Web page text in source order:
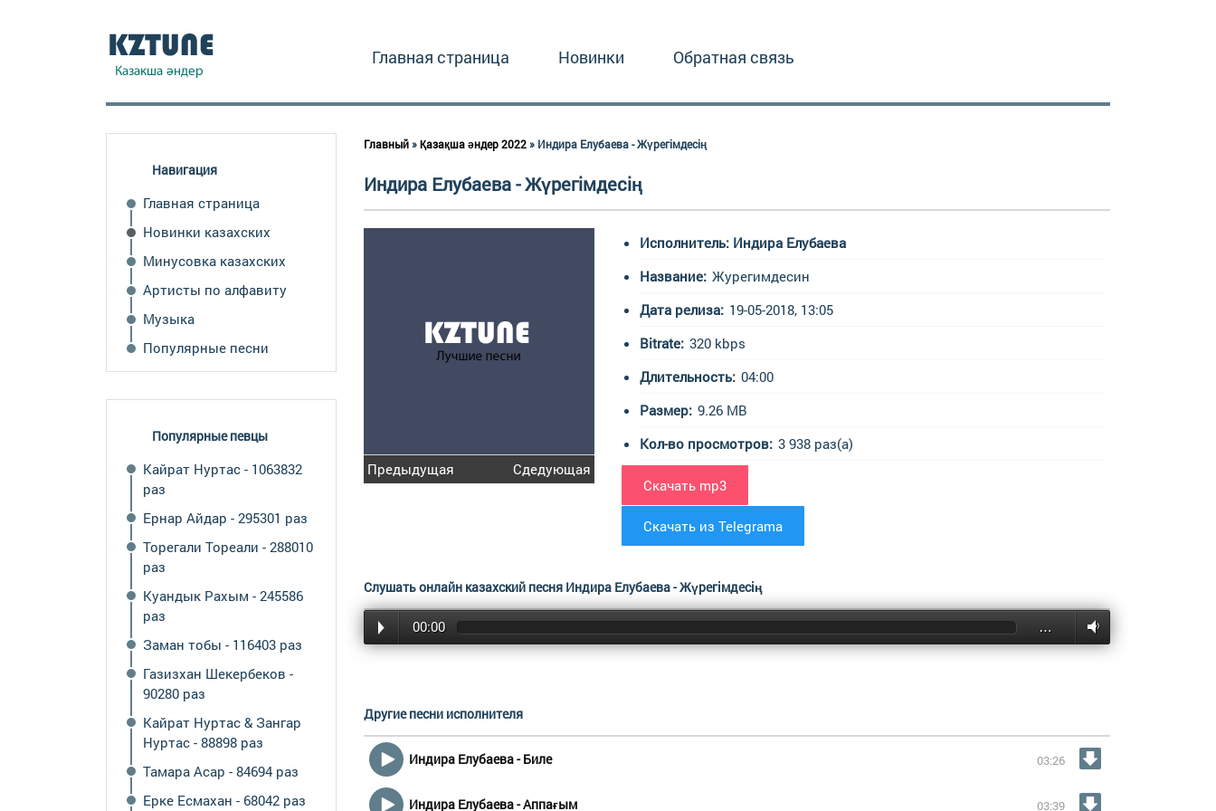
Главная страница Новинки Обратная связь
Навигация
Главная страница
Новинки казахских
Минусовка казахских
Артисты по алфавиту
Музыка
Популярные песни
Популярные певцы
Кайрат Нуртас - 1063832
раз
Ернар Айдар - 295301 раз
Торегали Тореали - 288010
раз
Куандык Рахым - 245586
раз
Заман тобы - 116403 раз
Газизхан Шекербеков -
90280 раз
Кайрат Нуртас & Зангар
Нуртас - 88898 раз
Тамара Асар - 84694 раз
Ерке Есмахан - 68042 раз
Главный»Қазақша әндер 2022» Индира Елубаева - Жүрегімдесің
Индира Елубаева - Жүрегімдесің
Предыдущая Сдедующая
Исполнитель: Индира Елубаева
Название: Журегимдесин
Дата релиза: 19-05-2018, 13:05
Bitrate: 320 kbps
Длительность: 04:00
Размер: 9.26 MB
Кол-во просмотров: 3 938 раз(а)
Скачать mp3
Скачать из Telegrama
Слушать онлайн казахский песня Индира Елубаева - Жүрегімдесің
00:00 …
Другие песни исполнителя
03:26
Индира Елубаева - Биле
03:39
Индира Елубаева - Аппағым